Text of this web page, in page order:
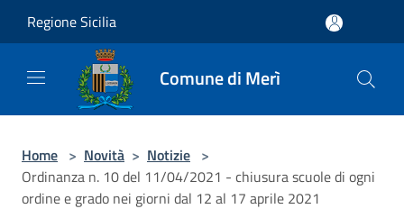
Regione Sicilia
Comune di Merì
Home > Novità > Notizie >
Ordinanza n. 10 del 11/04/2021 - chiusura scuole di ogni
ordine e grado nei giorni dal 12 al 17 aprile 2021